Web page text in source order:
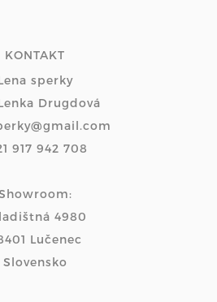
KONTAKT
sperky
Drugdová
917 942 708
4980
Lučenec
Slovensko